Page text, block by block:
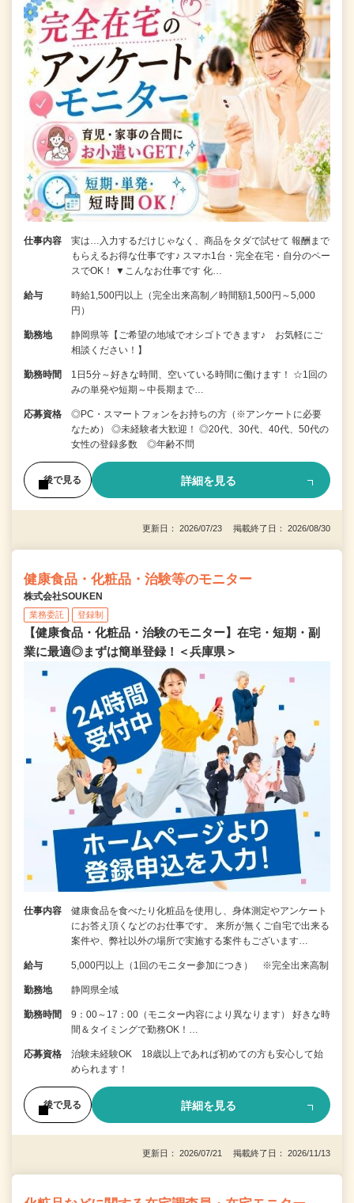
仕事内容
実は…入力するだけじゃなく、商品をタダで試せて 報酬まで
もらえるお得な仕事です♪ スマホ1台・完全在宅・自分のペー
スでOK！ ▼こんなお仕事です 化…
給与
時給1,500円以上（完全出来高制／時間額1,500円～5,000
円）
勤務地
静岡県等【ご希望の地域でオシゴトできます♪ お気軽にご
相談ください！】
勤務時間
1日5分～好きな時間、空いている時間に働けます！ ☆1回の
みの単発や短期～中長期まで…
応募資格
◎PC・スマートフォンをお持ちの方（※アンケートに必要
なため） ◎未経験者大歓迎！ ◎20代、30代、40代、50代の
女性の登録多数 ◎年齢不問
後で見る 詳細を見る
更新日： 2026/07/23 掲載終了日： 2026/08/30
健康食品・化粧品・治験等のモニター
株式会社SOUKEN
業務委託 登録制
【健康食品・化粧品・治験のモニター】在宅・短期・副
業に最適◎まずは簡単登録！＜兵庫県＞
仕事内容
健康食品を食べたり化粧品を使用し、身体測定やアンケート
にお答え頂くなどのお仕事です。 来所が無くご自宅で出来る
案件や、弊社以外の場所で実施する案件もございます…
給与 5,000円以上（1回のモニター参加につき） ※完全出来高制
勤務地 静岡県全域
勤務時間
9：00～17：00（モニター内容により異なります） 好きな時
間＆タイミングで勤務OK！…
応募資格
治験未経験OK 18歳以上であれば初めての方も安心して始
められます！
後で見る 詳細を見る
更新日： 2026/07/21 掲載終了日： 2026/11/13